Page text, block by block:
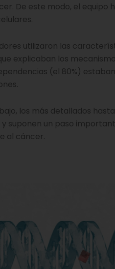
De este modo, el
utilizaron las
explicaban los
(el 80%)
los más detallados
suponen un paso
al cáncer.